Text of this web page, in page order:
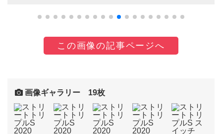
この画像の記事ページへ
画像ギャラリー 19枚